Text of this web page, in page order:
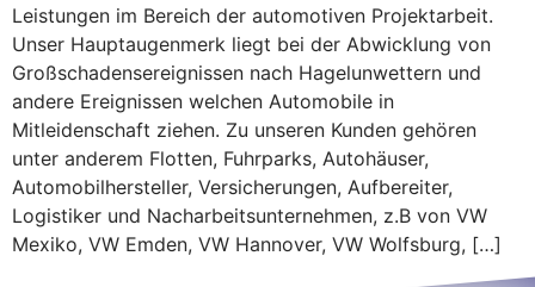
Leistungen im Bereich der automotiven Projektarbeit.
Unser Hauptaugenmerk liegt bei der Abwicklung von
Großschadensereignissen nach Hagelunwettern und
andere Ereignissen welchen Automobile in
Mitleidenschaft ziehen. Zu unseren Kunden gehören
unter anderem Flotten, Fuhrparks, Autohäuser,
Automobilhersteller, Versicherungen, Aufbereiter,
Logistiker und Nacharbeitsunternehmen, z.B von VW
Mexiko, VW Emden, VW Hannover, VW Wolfsburg, […]